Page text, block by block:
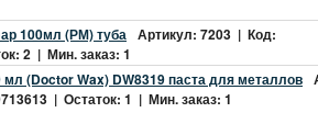
100мл (РМ) туба Артикул: 7203 | Код:
2 | Мин. заказ: 1
(Doctor Wax) DW8319 паста для металлов
| Остаток: 1 | Мин. заказ: 1